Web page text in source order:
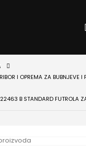
I OPREMA ZA BUBNJEVE I
B STANDARD FUTROLA